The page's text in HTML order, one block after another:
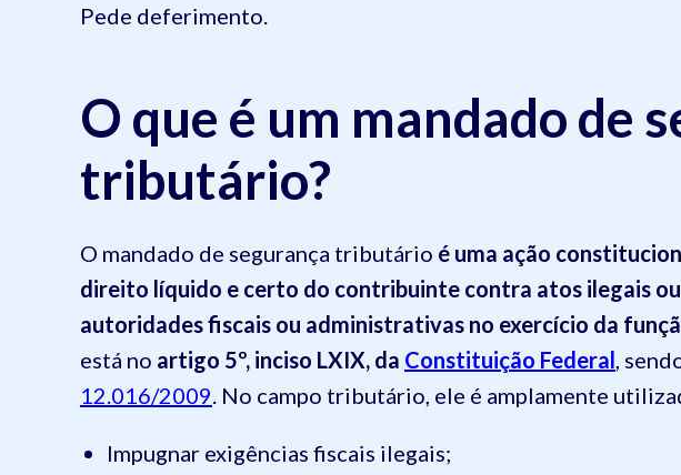
Pede deferimento.
O que é um mandado de
tributário?
O mandado de segurança tributário é uma ação
direito líquido e certo do contribuinte contra atos ilegais
autoridades fiscais ou administrativas no exercício da
está no artigo 5º, inciso LXIX, da Constituição Federal,
12.016/2009. No campo tributário, ele é amplamente
Impugnar exigências fiscais ilegais;